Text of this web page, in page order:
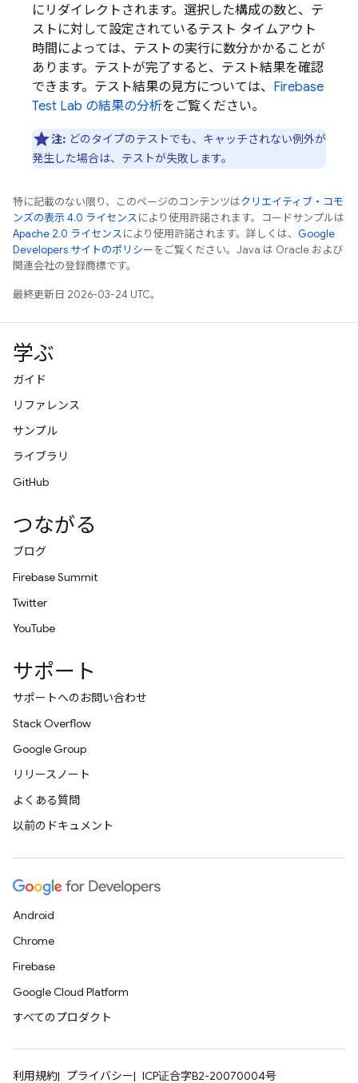
にリダイレクトされます。選択した構成の数と、テ
ストに対して設定されているテスト タイムアウト
時間によっては、テストの実行に数分かかることが
あります。テストが完了すると、テスト結果を確認
できます。テスト結果の見方については、 Firebase
Test Lab の結果の分析をご覧ください。
注: どのタイプのテストでも、キャッチされない例外が
発生した場合は、テストが失敗します。
特に記載のない限り、このページのコンテンツはクリエイティブ・コモ
ンズの表示 4.0 ライセンスにより使用許諾されます。コードサンプルは
Apache 2.0 ライセンスにより使用許諾されます。詳しくは、 Google
Developers サイトのポリシーをご覧ください。Java は Oracle および
関連会社の登録商標です。
最終更新日 2026-03-24 UTC。
学ぶ
ガイド
リファレンス
サンプル
ライブラリ
GitHub
つながる
ブログ
Firebase Summit
Twitter
YouTube
サポート
サポートへのお問い合わせ
Stack Overflow
Google Group
リリースノート
よくある質問
以前のドキュメント
Android
Chrome
Firebase
Google Cloud Platform
すべてのプロダクト
利用規約 プライバシー ICP证合字B2-20070004号